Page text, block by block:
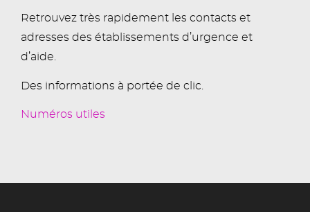
Retrouvez très rapidement les contacts et
adresses des établissements d’urgence et
d’aide.
Des informations à portée de clic.
Numéros utiles